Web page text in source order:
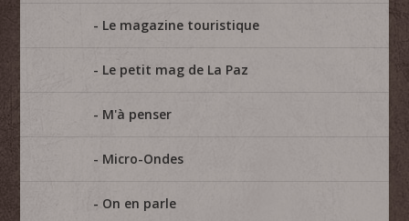
Le magazine touristique
Le petit mag de La Paz
M'à penser
Micro-Ondes
On en parle